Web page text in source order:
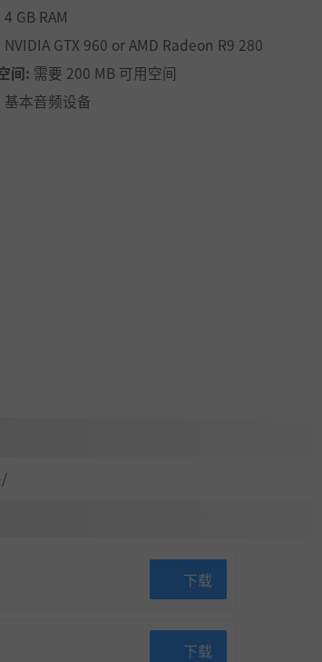
4 GB RAM
NVIDIA GTX 960 or AMD Radeon R9 280
间: 需要 200 MB 可用空间
基本音频设备
下载
下载